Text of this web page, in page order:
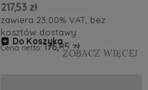
217,53 zł
zawiera 23.00% VAT, bez
kosztów dostawy
Cena netto:176,85 zł
Do Koszyka
ZOBACZ WIĘCEJ